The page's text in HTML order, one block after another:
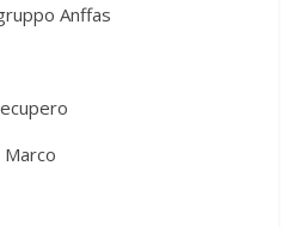
Anffas